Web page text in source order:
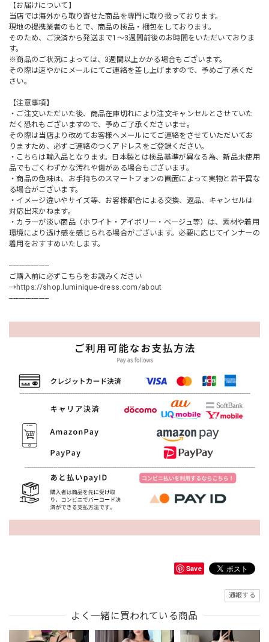
【お届けについて】
当店では海外から取り寄せた商品を専門に取り扱っております。
現地の提携業者のもとで、商品の検品・梱包をしております。
そのため、ご決済から発送まで1～3週間前後のお時間をいただいておりま
す。
※商品のご状況によっては、3週間以上かかる場合もございます。
その際は速やかにメールにてご連絡を差し上げますので、予めご了承くだ
さい。
【注意事項】
・ご注文いただいた後、商品在庫切れにより注文キャンセルとさせていた
だく恐れもございますので、予めご了承くださいませ。
その際は当店より改めてお客様へメールにてご連絡をさせていただいてお
りますため、必ずご連絡のつくアドレスをご登録ください。
・こちらは輸入品となります。日本製とは検品基準が異なる為、新品未使用
品でもごくわずかな汚れや傷がある場合もございます。
・商品の色味は、お手持ちのスマートフォンの画面によって実物と若干異な
る場合がございます。
・イメージ違いやサイズ等、お客様都合による交換、返品、キャンセルは
対応出来かねます。
・カラーが淡い商品（ホワイト・アイボリー・ベージュ等）は、素材や着用
環境により透け感を感じられる場合がございます。必要に応じてインナーの
着用をおすすめいたします。
--------------------
ご購入前に必ずこちらをお読みください
→https://shop.luminique-dress.com/about
--------------------
Save
通報する
よく一緒に買われている商品